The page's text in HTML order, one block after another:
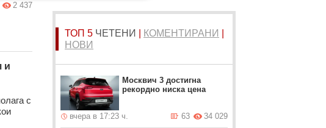
2 437
и
с
ТОП 5 ЧЕТЕНИ КОМЕНТИРАНИ
НОВИ
Москвич 3 достигна
рекордно ниска цена
вчера в 17:23 ч. 34 029
63